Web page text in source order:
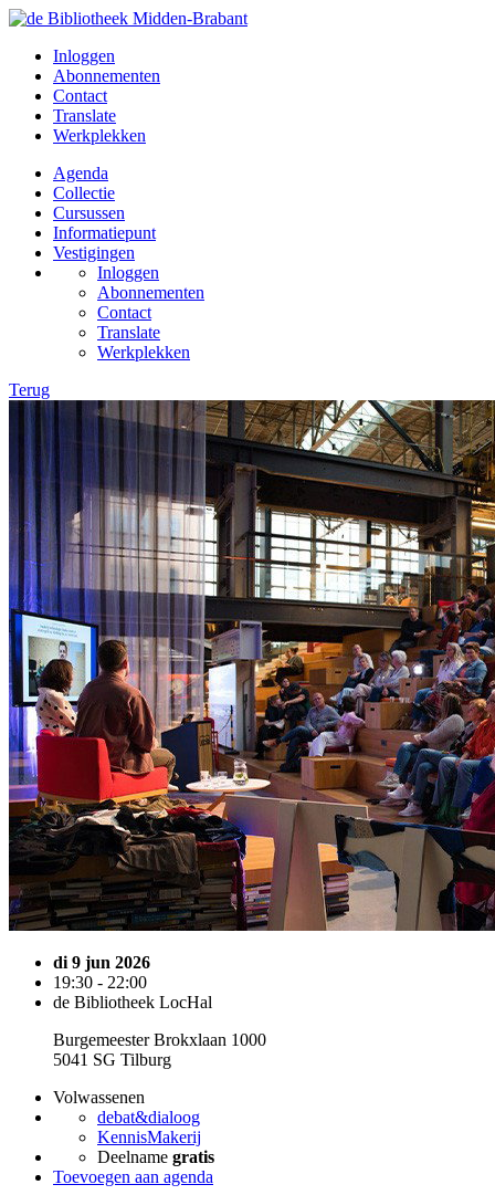
Inloggen
Abonnementen
Contact
Translate
Werkplekken
Agenda
Collectie
Cursussen
Informatiepunt
Vestigingen
Inloggen
Abonnementen
Contact
Translate
Werkplekken
Terug
di 9 jun 2026
19:30 - 22:00
de Bibliotheek LocHal
Burgemeester Brokxlaan 1000
5041 SG Tilburg
Volwassenen
debat&dialoog
KennisMakerij
Deelname gratis
Toevoegen aan agenda